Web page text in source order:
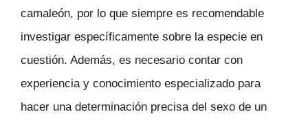
camaleón, por lo que siempre es recomendable
investigar específicamente sobre la especie en
cuestión. Además, es necesario contar con
experiencia y conocimiento especializado para
hacer una determinación precisa del sexo de un